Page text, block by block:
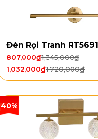
Đèn Rọi Tranh RT5691
1,345,000₫
807,000₫
1,720,000₫
1,032,000₫
40%